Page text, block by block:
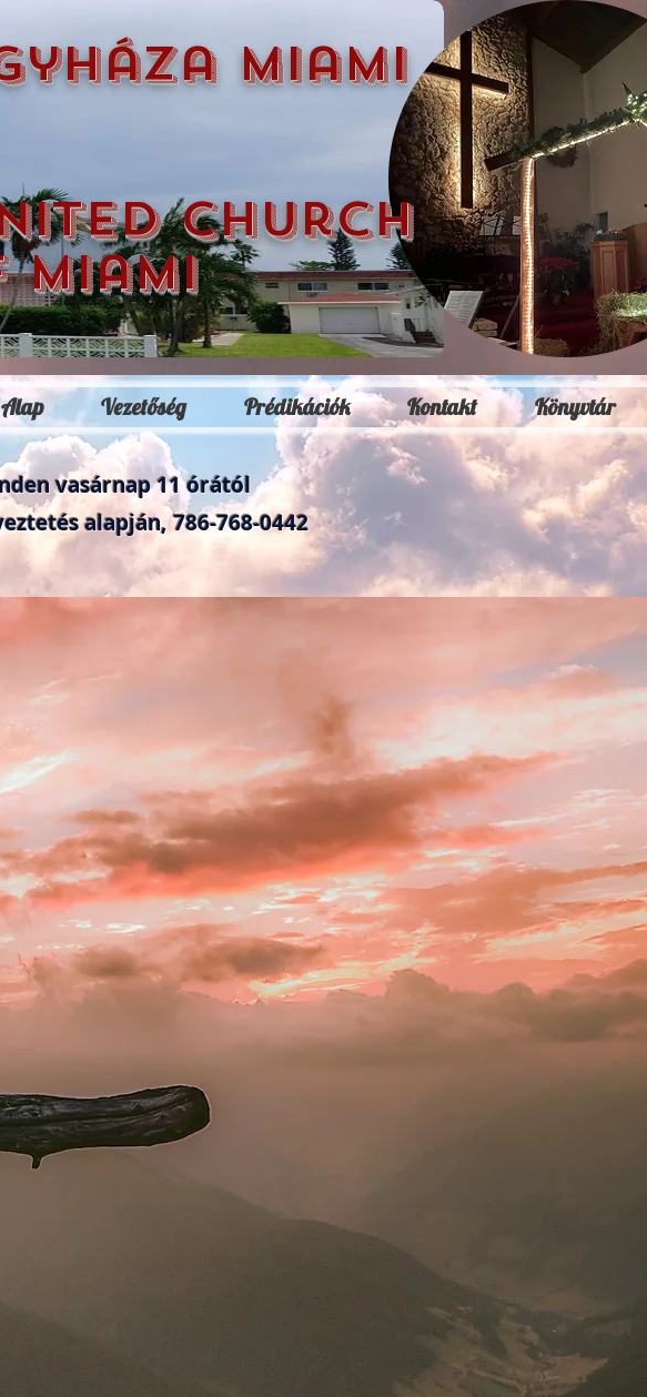
miami
church
Vezetőség Prédikációk Kontakt Könyvtár
vasárnap 11 órától
alapján, 786-768-0442